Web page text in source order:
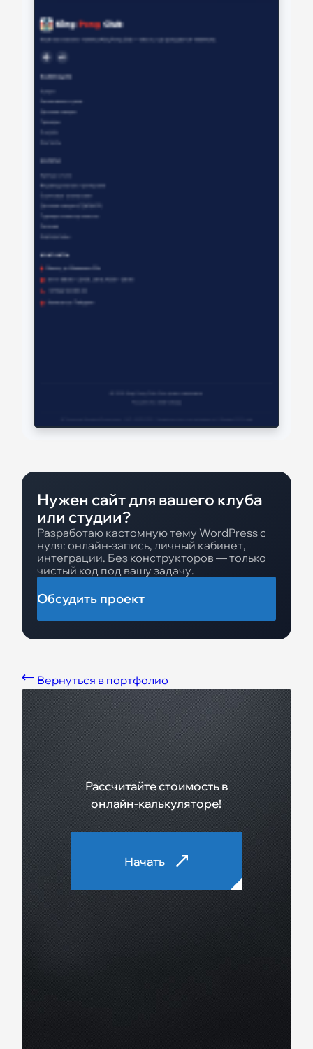
Нужен сайт для вашего клуба
или студии?
Разработаю кастомную тему WordPress с
нуля: онлайн-запись, личный кабинет,
интеграции. Без конструкторов — только
чистый код под вашу задачу.
Обсудить проект
Вернуться в портфолио
Рассчитайте стоимость в
онлайн-калькуляторе!
Начать